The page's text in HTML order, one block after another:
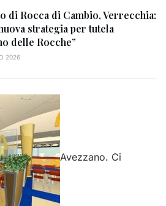
di Rocca di Cambio, Verrecchia:
strategia per tutela
delle Rocche”
2026
Avezzano. Ci